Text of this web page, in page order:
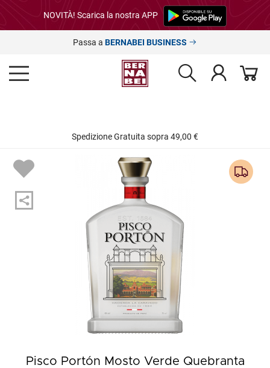
NOVITÀ! Scarica la nostra APP
Passa a BERNABEI BUSINESS
Spedizione Gratuita sopra 49,00 €
Pisco Portón Mosto Verde Quebranta